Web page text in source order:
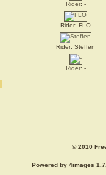
Rider: -
Rider: FLO
Rider: Steffen
Rider: -
© 2010
Powered by 4images